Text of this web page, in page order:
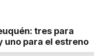
tres para
uno para el estreno